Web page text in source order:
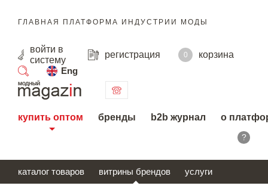
ГЛАВНАЯ ПЛАТФОРМА ИНДУСТРИИ МОДЫ
войти в
систему
регистрация 0
корзина
Eng
поиск
купить оптом бренды b2b журнал о
?
каталог товаров витрины брендов услуги